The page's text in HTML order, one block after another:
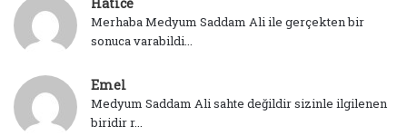
Merhaba Medyum Saddam Ali ile gerçekten bir
sonuca varabildi...
Emel
Medyum Saddam Ali sahte değildir sizinle ilgilenen
biridir r...